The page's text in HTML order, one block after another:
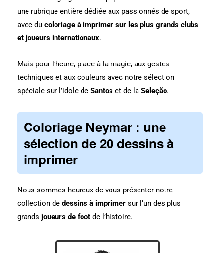
une rubrique entière dédiée aux passionnés de sport,
avec du coloriage à imprimer sur les plus grands clubs
et joueurs internationaux.
Mais pour l’heure, place à la magie, aux gestes
techniques et aux couleurs avec notre sélection
spéciale sur l’idole de Santos et de la Seleção.
Coloriage Neymar : une
sélection de 20 dessins à
imprimer
Nous sommes heureux de vous présenter notre
collection de dessins à imprimer sur l’un des plus
grands joueurs de foot de l’histoire.